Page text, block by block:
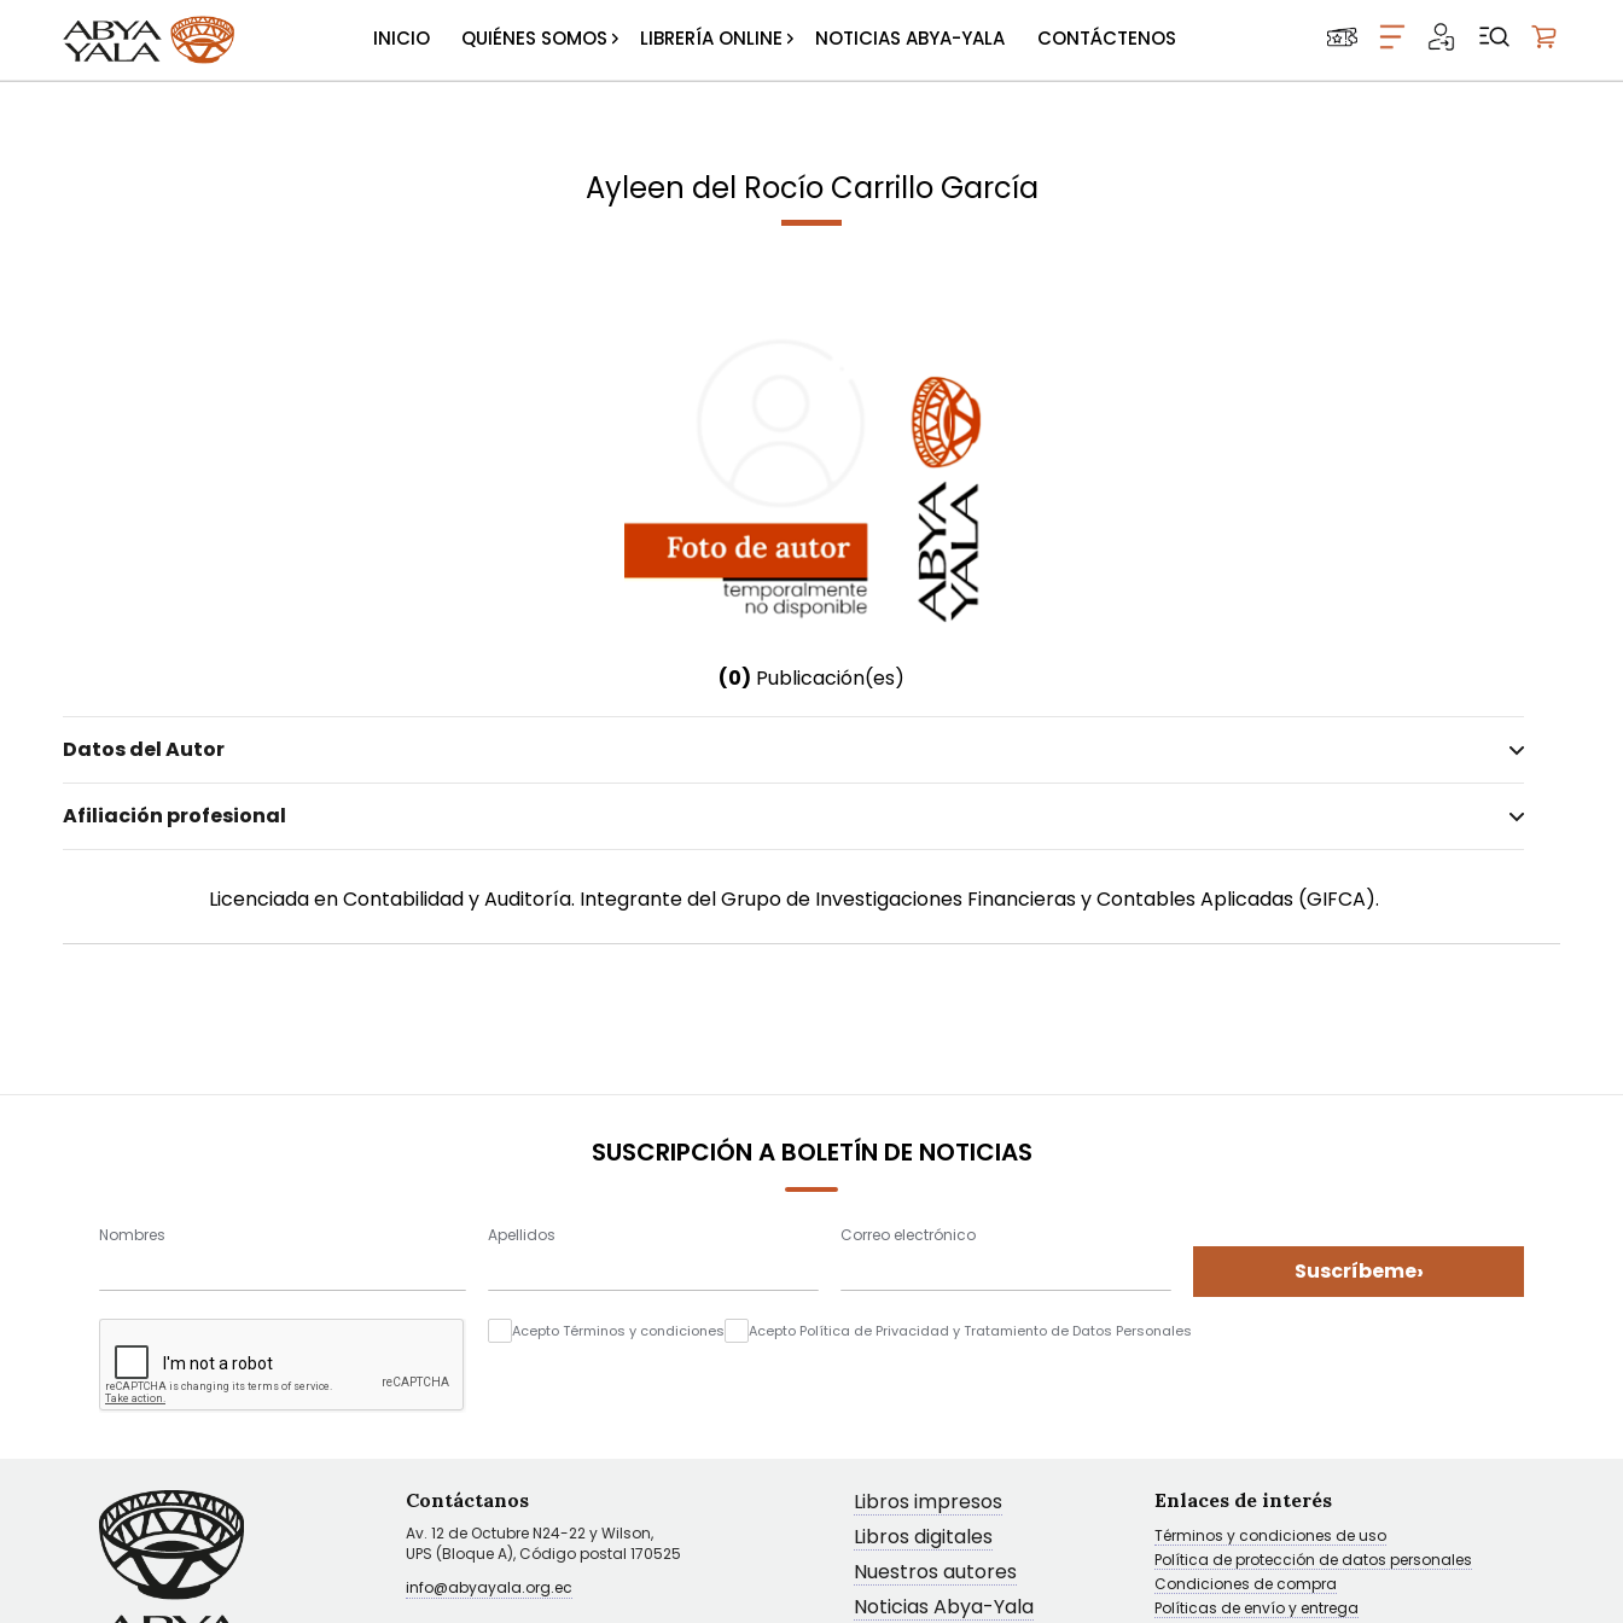
INICIO QUIÉNES SOMOS LIBRERÍA ONLINE NOTICIAS ABYA-YALA CONTÁCTENOS
Ayleen del Rocío Carrillo García
(0) Publicación(es)
Datos del Autor
Femenino
Afiliación profesional
Licenciada en Contabilidad y Auditoría. Integrante del Grupo de Investigaciones Financieras y Contables Aplicadas (GIFCA).
SUSCRIPCIÓN A BOLETÍN DE NOTICIAS
Nombres Apellidos Correo electrónico
Suscríbeme›
Acepto Términos y condiciones Acepto Política de Privacidad y Tratamiento de Datos Personales
Contáctanos
Av. 12 de Octubre N24-22 y Wilson,
UPS (Bloque A), Código postal 170525
info@abyayala.org.ec
Libros impresos
Libros digitales
Nuestros autores
Noticias Abya-Yala
Enlaces de interés
Términos y condiciones de uso
Política de protección de datos personales
Condiciones de compra
Políticas de envío y entrega